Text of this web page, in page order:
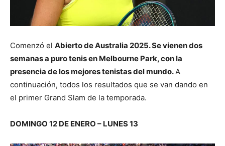
Comenzó el Abierto de Australia 2025. Se vienen dos
semanas a puro tenis en Melbourne Park, con la
presencia de los mejores tenistas del mundo.A
continuación, todos los resultados que se van dando en
el primer Grand Slam de la temporada.
DOMINGO 12 DE ENERO – LUNES 13